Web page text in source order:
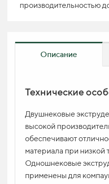
производительностью
Описание
Технические
Двушнековые
высокой
обеспечивают
материала при низкой
Одношнековые
применены для
Вопрос по
ИМЯ
КОНТАКТ *